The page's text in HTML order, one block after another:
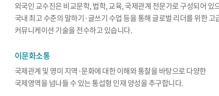
외국인 교수진은 비교문학, 법학, 교육, 국제관계 전문가로 구성되어 있
국내 최고 수준의 말하기·글쓰기 수업 등을 통해 글로벌 리더를 위한 고
커뮤니케이션 기술을 전수하고 있습니다.
이문화소통
국제관계 및 영미 지역·문화에 대한 이해와 통찰을 바탕으로 다양한
국제영역을 넘나들 수 있는 통섭형 인재 양성을 추구합니다.